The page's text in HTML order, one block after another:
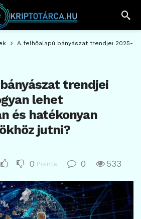
A felhőalapú bányászat trendjei 2025-
trendjei
lehet
és hatékonyan
jutni?
0 Points 0 533